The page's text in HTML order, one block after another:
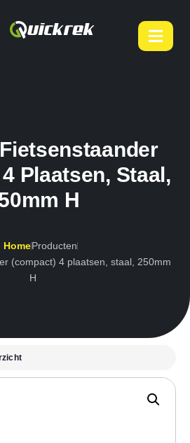
Plaatsen, Staal,
H
HomeProducten
(compact) 4 plaatsen, staal, 250mm
H